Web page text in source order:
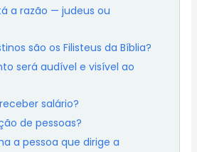
a razão — judeus ou
são os Filisteus da Bíblia?
será audível e visível ao
salário?
de pessoas?
a pessoa que dirige a